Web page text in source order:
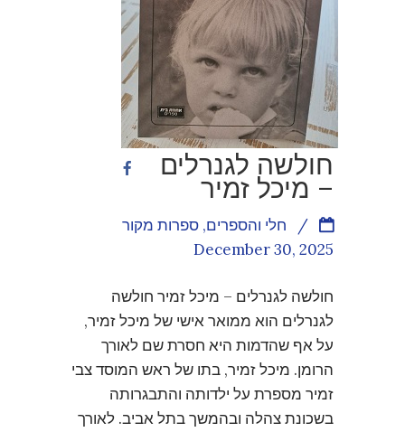
חולשה לגנרלים
– מיכל זמיר
חלי והספרים, ספרות מקור
/
December 30, 2025
חולשה לגנרלים – מיכל זמיר חולשה
לגנרלים הוא ממואר אישי של מיכל זמיר,
על אף שהדמות היא חסרת שם לאורך
הרומן. מיכל זמיר, בתו של ראש המוסד צבי
זמיר מספרת על ילדותה והתבגרותה
בשכונת צהלה ובהמשך בתל אביב. לאורך